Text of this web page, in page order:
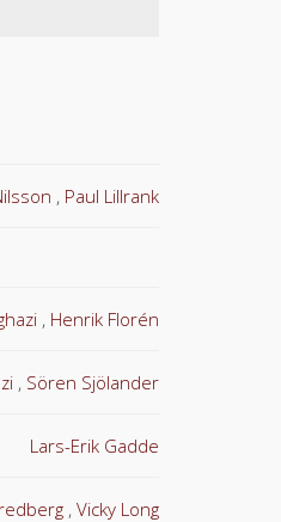
Paul Lillrank
Henrik Florén
Sören Sjölander
Lars-Erik Gadde
Vicky Long